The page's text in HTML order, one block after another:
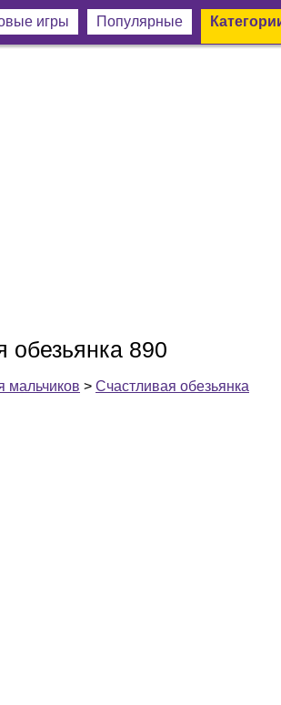
игры Популярные
обезьянка 890
мальчиков > Счастливая обезьянка